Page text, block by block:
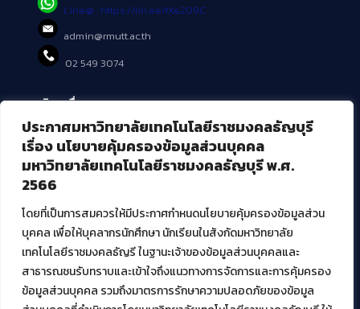
ประกาศมหาวิทยาลัยเทคโนโลยีราชมงคลธัญบุรี
เรื่อง นโยบายคุ้มครองข้อมูลส่วนบุคคล
มหาวิทยาลัยเทคโนโลยีราชมงคลธัญบุรี พ.ศ.
2566
โดยที่เป็นการสมควรให้มีประกาศกำหนดนโยบายคุ้มครองข้อมูลส่วน
บุคคล เพื่อให้บุคลากรนักศึกษา นักเรียนในสังกัดมหาวิทยาลัย
เทคโนโลยีราชมงคลธัญรี ในฐานะเจ้าของข้อมูลส่วนบุคคลและ
สาธารณชนรับทราบและเข้าใจถึงแนวทางการจัดการและการคุ้มครอง
ข้อมูลส่วนบุคคล รวมถึงมาตรการรักษาความปลอดภัยของข้อมูล
Line@ : https://lin.ee/tXe209C
admin@rmutt.ac.th
02 549 3074
บริการอื่นๆ ของ สวส.
ศูนย์สื่อดิจิทัล
ศูนย์นวัตกรรมและความรู้
ศูนย์พัฒนาและบริการนวัตกรรมดิจิทัล
สมัยใหม่ (MoSeC)
งานบริการวิชาการให้กับหน่วยงานภายนอก
โครงการส่งเสริมและพัฒนาผู้ประกอบการ SME โดย. มทร.ธัญบุรี
กิจกรรมการเชื่อมโยงเครือข่ายผู้ให้บริการเครื่องจักรกลทางการ